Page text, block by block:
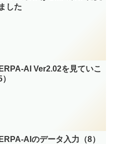
した
AI Ver2.02を見ていこ
AIのデータ入力（8）